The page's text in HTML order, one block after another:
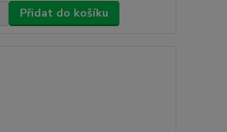
Přidat do košíku